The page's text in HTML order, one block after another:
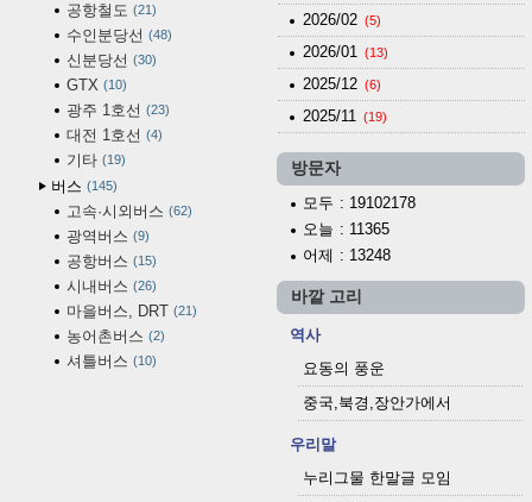
공항철도 21
수인분당선 48
신분당선 30
GTX 10
광주 1호선 23
대전 1호선 4
기타 19
버스 145
고속·시외버스 62
광역버스 9
공항버스 15
시내버스 26
마을버스, DRT 21
농어촌버스 2
셔틀버스 10
2026/02 (5)
2026/01 (13)
2025/12 (6)
2025/11 (19)
방문자
모두 : 19102178
오늘 : 11365
어제 : 13248
바깥 고리
역사
요동의 풍운
중국,북경,장안가에서
우리말
누리그물 한말글 모임